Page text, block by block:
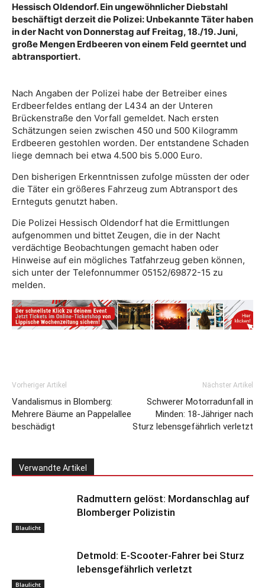
Hessisch Oldendorf. Ein ungewöhnlicher Diebstahl
beschäftigt derzeit die Polizei: Unbekannte Täter haben
in der Nacht von Donnerstag auf Freitag, 18./19. Juni,
große Mengen Erdbeeren von einem Feld geerntet und
abtransportiert.
Nach Angaben der Polizei habe der Betreiber eines
Erdbeerfeldes entlang der L434 an der Unteren
Brückenstraße den Vorfall gemeldet. Nach ersten
Schätzungen seien zwischen 450 und 500 Kilogramm
Erdbeeren gestohlen worden. Der entstandene Schaden
liege demnach bei etwa 4.500 bis 5.000 Euro.
Den bisherigen Erkenntnissen zufolge müssten der oder
die Täter ein größeres Fahrzeug zum Abtransport des
Ernteguts genutzt haben.
Die Polizei Hessisch Oldendorf hat die Ermittlungen
aufgenommen und bittet Zeugen, die in der Nacht
verdächtige Beobachtungen gemacht haben oder
Hinweise auf ein mögliches Tatfahrzeug geben können,
sich unter der Telefonnummer 05152/69872-15 zu
melden.
Vorheriger Artikel
Vandalismus in Blomberg:
Mehrere Bäume an Pappelallee
beschädigt
Nächster Artikel
Schwerer Motorradunfall in
Minden: 18-Jähriger nach
Sturz lebensgefährlich verletzt
Verwandte Artikel
Blaulicht
Radmuttern gelöst: Mordanschlag auf
Blomberger Polizistin
Blaulicht
Detmold: E-Scooter-Fahrer bei Sturz
lebensgefährlich verletzt